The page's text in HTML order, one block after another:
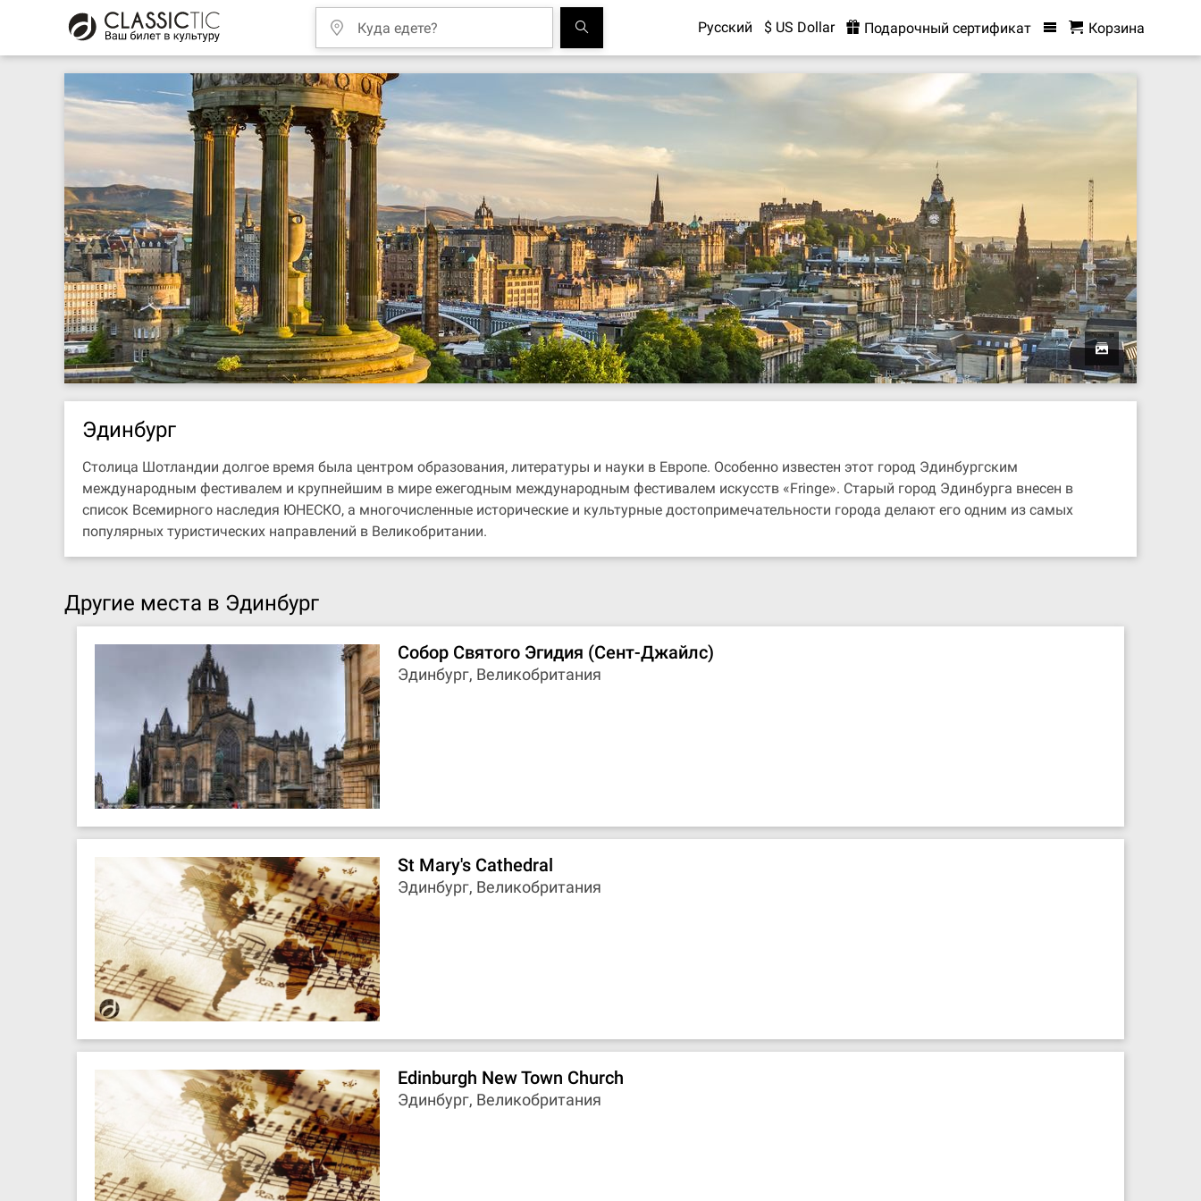
Русский $ US Dollar Подарочный сертификат Корзина
Эдинбург
Столица Шотландии долгое время была центром образования, литературы и науки в Европе. Особенно известен этот город Эдинбургским
международным фестивалем и крупнейшим в мире ежегодным международным фестивалем искусств «Fringe». Старый город Эдинбурга внесен в
список Всемирного наследия ЮНЕСКО, а многочисленные исторические и культурные достопримечательности города делают его одним из самых
популярных туристических направлений в Великобритании.
Другие места в Эдинбург
Собор Святого Эгидия (Сент-Джайлс)
Эдинбург, Великобритания
St Mary's Cathedral
Эдинбург, Великобритания
Edinburgh New Town Church
Эдинбург, Великобритания